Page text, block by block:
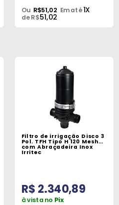
Ou R$51,02 Em até1X
de R$51,02
Filtro de irrigação Disco 3
Pol. TFH Tipo H 120 Mesh
com Abraçadeira Inox
Irritec
R$ 2.340,89
à vista no Pix